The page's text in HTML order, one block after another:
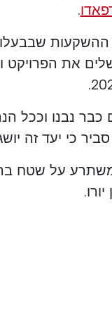
.
ההשקעות
את הפרויקט
כבר נבנו וככל
כי יעד זה